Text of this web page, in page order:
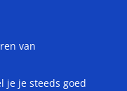
van
je je steeds goed